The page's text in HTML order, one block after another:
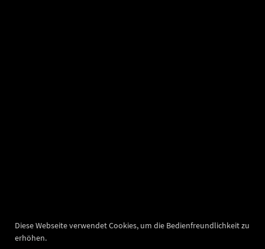
Diese Webseite verwendet Cookies, um die Bedienfreundlichkeit zu
erhöhen.